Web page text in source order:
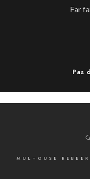
Far
Pas
MULHOUSE